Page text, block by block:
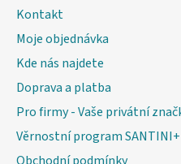
Kontakt
Moje objednávka
Kde nás najdete
Doprava a platba
Pro firmy - Vaše privátní
Věrnostní program SANTINI+